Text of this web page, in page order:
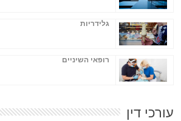
גלידריות
רופאי השיניים
עורכי דין